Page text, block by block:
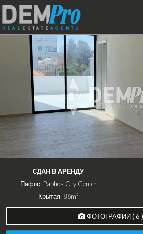
СДАН В АРЕНДУ
Пафос, Paphos City Center
Крытая: 86m²
ФОТОГРАФИИ ( 6 )